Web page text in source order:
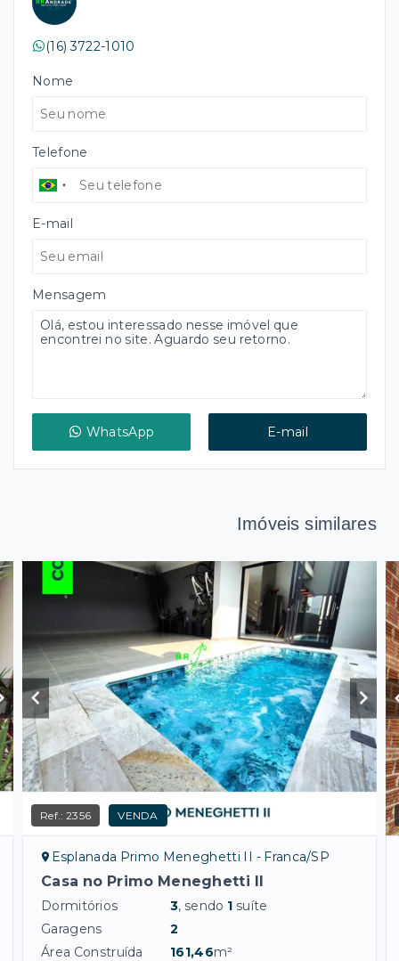
(16) 3722-1010
Nome
Telefone
E-mail
Mensagem
WhatsApp E-mail
Imóveis similares
Ref.:2356 VENDA
Esplanada Primo Meneghetti II - Franca/SP
Casa no Primo Meneghetti II
Dormitórios 3, sendo 1 suíte
Garagens
2
Área Construída
161,46m²